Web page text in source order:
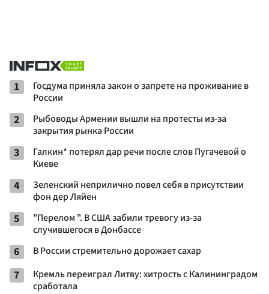
1
Госдума приняла закон о запрете на проживание в
России
2
Рыбоводы Армении вышли на протесты из-за
закрытия рынка России
3
Галкин* потерял дар речи после слов Пугачевой о
Киеве
4
Зеленский неприлично повел cебя в присутствии
фон дер Ляйен
5
"Перелом ". В США забили тревогу из-за
случившегося в Донбассе
6 В России стремительно дорожает сахар
7
Кремль переиграл Литву: хитрость с Калининградом
сработала